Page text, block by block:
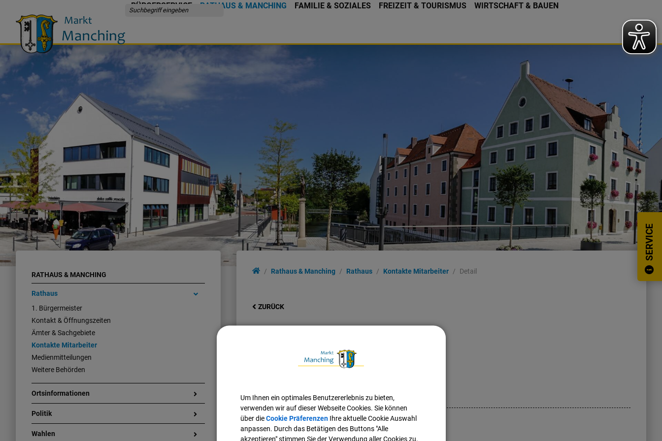
BÜRGERSERVICE RATHAUS & MANCHING FAMILIE & SOZIALES FREIZEIT & TOURISMUS WIRTSCHAFT & BAUEN
SERVICE
RATHAUS & MANCHING
Rathaus
1. Bürgermeister
Kontakt & Öffnungszeiten
Ämter & Sachgebiete
Kontakte Mitarbeiter
Medienmitteilungen
Weitere Behörden
Ortsinformationen
Politik
Wahlen
Rathaus & Manching Rathaus Kontakte Mitarbeiter Detail
ZURÜCK
E-Mail:
susanne.wagner@manching.de
Weitere Informationen:
Zimmer:
204
Um Ihnen ein optimales Benutzererlebnis zu bieten,
verwenden wir auf dieser Webseite Cookies. Sie können
über dieCookie PräferenzenIhre aktuelle Cookie Auswahl
anpassen. Durch das Betätigen des Buttons "Alle
akzeptieren" stimmen Sie der Verwendung aller Cookies zu.